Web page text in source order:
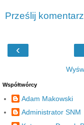
Prześlij komentarz
‹
Współtwórcy
Adam Makowski
Administrator SNM